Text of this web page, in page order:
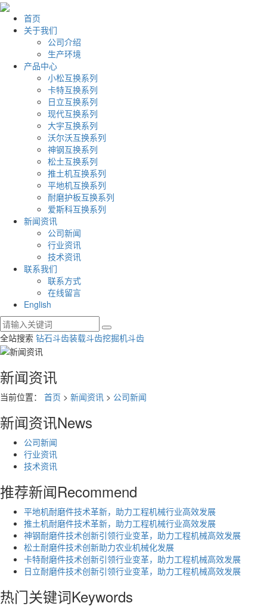
首页
关于我们
公司介绍
生产环境
产品中心
小松互换系列
卡特互换系列
日立互换系列
现代互换系列
大宇互换系列
沃尔沃互换系列
神钢互换系列
松土互换系列
推土机互换系列
平地机互换系列
耐磨护板互换系列
爱斯科互换系列
新闻资讯
公司新闻
行业资讯
技术资讯
联系我们
联系方式
在线留言
English
全站搜索 钻石斗齿装载斗齿挖掘机斗齿
新闻资讯
当前位置： 首页 > 新闻资讯 > 公司新闻
新闻资讯News
公司新闻
行业资讯
技术资讯
推荐新闻Recommend
平地机耐磨件技术革新，助力工程机械行业高效发展
推土机耐磨件技术革新，助力工程机械行业高效发展
神钢耐磨件技术创新引领行业变革，助力工程机械高效发展
松土耐磨件技术创新助力农业机械化发展
卡特耐磨件技术创新引领行业变革，助力工程机械高效发展
日立耐磨件技术创新引领行业变革，助力工程机械高效发展
热门关键词Keywords